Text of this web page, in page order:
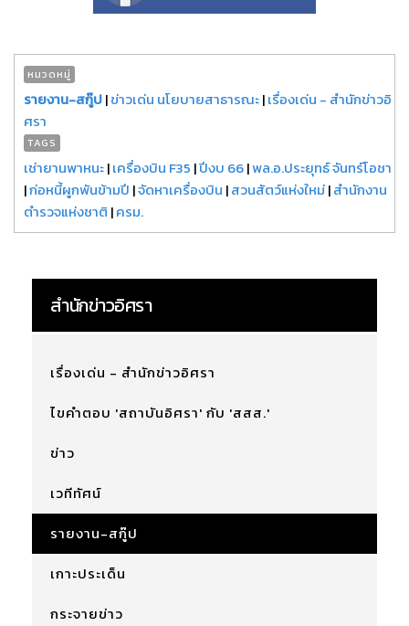
หมวดหมู่
รายงาน-สกู๊ป|ข่าวเด่น นโยบายสาธารณะ|เรื่องเด่น - สำนักข่าวอิ
ศรา
TAGS
เช่ายานพาหนะ|เครื่องบิน F35 |ปีงบ 66|พล.อ.ประยุทธ์ จันทร์โอชา
|ก่อหนี้ผูกพันข้ามปี |จัดหาเครื่องบิน |สวนสัตว์แห่งใหม่|สำนักงาน
ตำรวจแห่งชาติ |ครม.
สำนักข่าวอิศรา
เรื่องเด่น - สำนักข่าวอิศรา
ไขคำตอบ 'สถาบันอิศรา' กับ 'สสส.'
ข่าว
เวทีทัศน์
รายงาน-สกู๊ป
เกาะประเด็น
กระจายข่าว